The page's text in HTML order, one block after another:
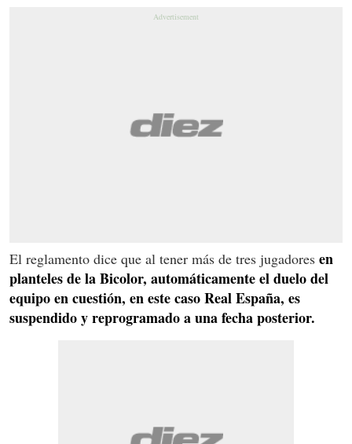
El reglamento dice que al tener más de tres jugadores en
planteles de la Bicolor, automáticamente el duelo del
equipo en cuestión, en este caso Real España, es
suspendido y reprogramado a una fecha posterior.